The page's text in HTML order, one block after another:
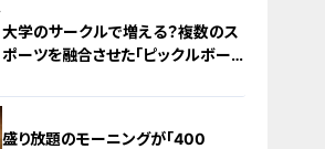
大学のサークルで増える？複数のス
ポーツを融合させた「ピックルボー
盛り放題のモーニングが「400